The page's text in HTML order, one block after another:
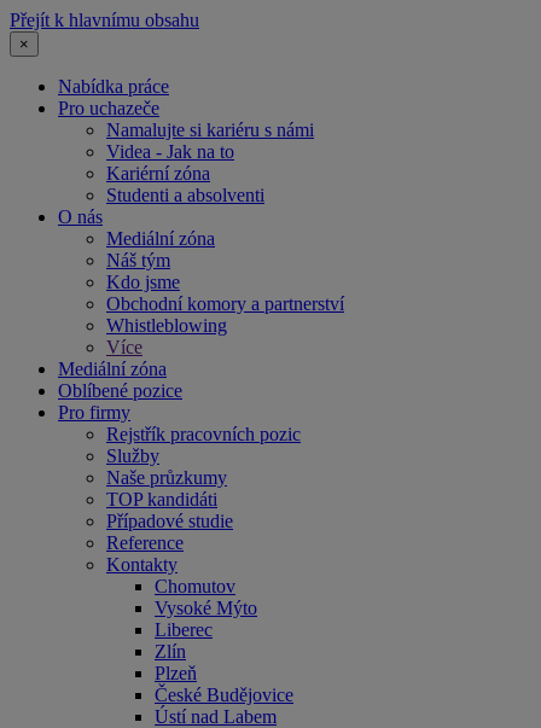
Přejít k hlavnímu obsahu
×
Nabídka práce
Pro uchazeče
Namalujte si kariéru s námi
Videa - Jak na to
Kariérní zóna
Studenti a absolventi
O nás
Mediální zóna
Náš tým
Kdo jsme
Obchodní komory a partnerství
Whistleblowing
Více
Mediální zóna
Oblíbené pozice
Pro firmy
Rejstřík pracovních pozic
Služby
Naše průzkumy
TOP kandidáti
Případové studie
Reference
Kontakty
Chomutov
Vysoké Mýto
Liberec
Zlín
Plzeň
České Budějovice
Ústí nad Labem